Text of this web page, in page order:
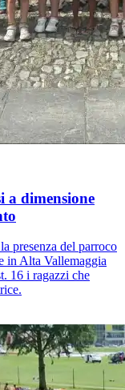
a dimensione
presenza del parroco
in Alta Vallemaggia
16 i ragazzi che